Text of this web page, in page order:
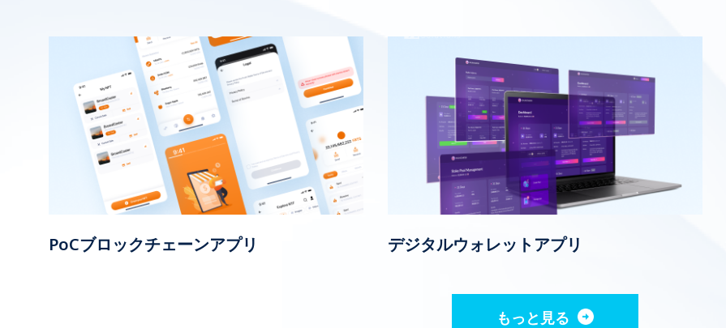
PoCブロックチェーンアプリ デジタルウォレットアプリ
もっと見る